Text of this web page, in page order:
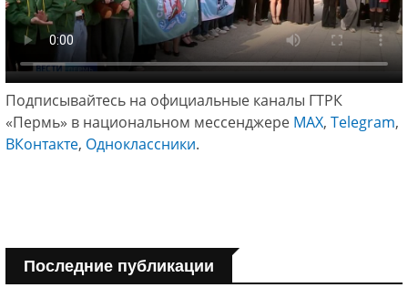
Подписывайтесь на официальные каналы ГТРК
«Пермь» в национальном мессенджере МАХ, Telegram,
ВКонтакте, Одноклассники.
Последние публикации